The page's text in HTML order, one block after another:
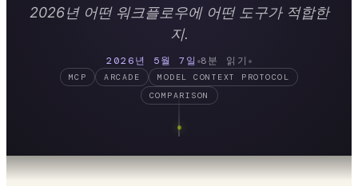
2026년 어떤 워크플로우에 어떤 도구가 적합한
지.
2026년 5월 7일 8분 읽기
MCP ARCADE
MODEL CONTEXT PROTOCOL
COMPARISON